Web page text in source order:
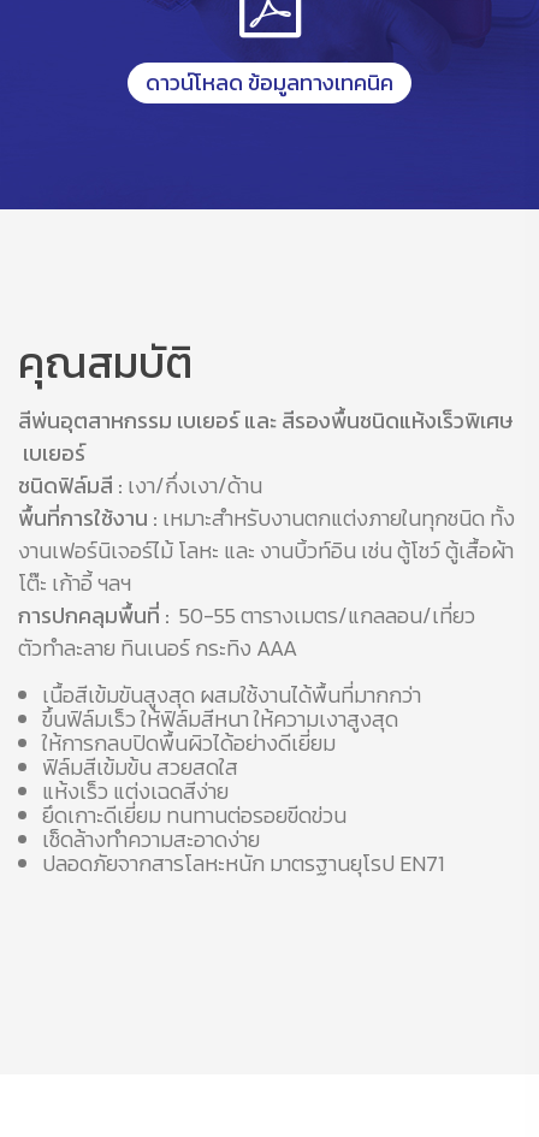
ดาวน์โหลด ข้อมูลทางเทคนิค
คุณสมบัติ
สีพ่นอุตสาหกรรม เบเยอร์ และ สีรองพื้นชนิดแห้งเร็วพิเศษ
เบเยอร์
ชนิดฟิล์มสี : เงา/กึ่งเงา/ด้าน
พื้นที่การใช้งาน : เหมาะสำหรับงานตกแต่งภายในทุกชนิด ทั้ง
งานเฟอร์นิเจอร์ไม้ โลหะ และ งานบิ้วท์อิน เช่น ตู้โชว์ ตู้เสื้อผ้า
โต๊ะ เก้าอี้ ฯลฯ
การปกคลุมพื้นที่ : 50-55 ตารางเมตร/แกลลอน/เที่ยว
ตัวทำละลาย ทินเนอร์ กระทิง AAA
เนื้อสีเข้มขันสูงสุด ผสมใช้งานได้พื้นที่มากกว่า
ขึ้นฟิล์มเร็ว ให้ฟิล์มสีหนา ให้ความเงาสูงสุด
ให้การกลบปิดพื้นผิวได้อย่างดีเยี่ยม
ฟิล์มสีเข้มข้น สวยสดใส
แห้งเร็ว แต่งเฉดสีง่าย
ยึดเกาะดีเยี่ยม ทนทานต่อรอยขีดข่วน
เช็ดล้างทำความสะอาดง่าย
ปลอดภัยจากสารโลหะหนัก มาตรฐานยุโรป EN71